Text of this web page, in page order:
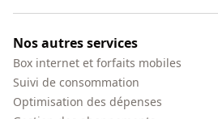
Nos autres services
Box internet et forfaits mobiles
Suivi de consommation
Optimisation des dépenses